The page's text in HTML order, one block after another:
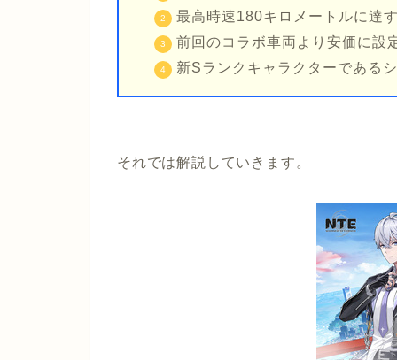
最高時速180キロメートルに達
前回のコラボ車両より安価に設
新Sランクキャラクターである
それでは解説していきます。